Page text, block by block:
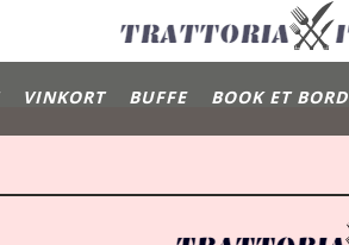
VINKORT BUFFE BOOK ET BORD